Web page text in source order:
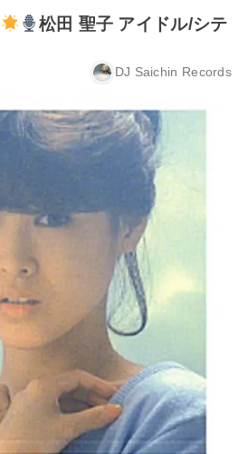
松田 聖子 アイドル/シテ
DJ Saichin Records